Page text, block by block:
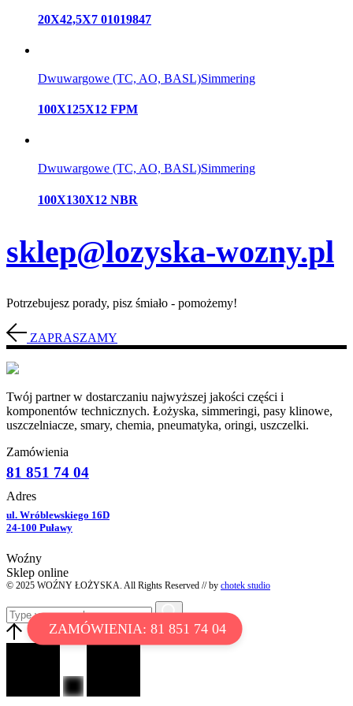
ZAMÓWIENIA: 81 851 74 04
20X42,5X7 01019847
Dwuwargowe (TC, AO, BASL)Simmering
100X125X12 FPM
Dwuwargowe (TC, AO, BASL)Simmering
100X130X12 NBR
sklep@lozyska-wozny.pl
Potrzebujesz porady, pisz śmiało - pomożemy!
ZAPRASZAMY
Twój partner w dostarczaniu najwyższej jakości części i
komponentów technicznych. Łożyska, simmeringi, pasy klinowe,
uszczelniacze, smary, chemia, pneumatyka, oringi, uszczelki.
Zamówienia
81 851 74 04
Adres
ul. Wróblewskiego 16D
24-100 Puławy
Woźny
Sklep online
© 2025 WOŹNY ŁOŻYSKA. All Rights Reserved // by chotek studio